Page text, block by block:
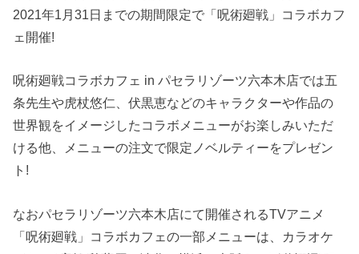
2021年1月31日までの期間限定で「呪術廻戦」コラボカフ
ェ開催!
呪術廻戦コラボカフェ in パセラリゾーツ六本木店では五
条先生や虎杖悠仁、伏黒恵などのキャラクターや作品の
世界観をイメージしたコラボメニューがお楽しみいただ
ける他、メニューの注文で限定ノベルティーをプレゼン
ト!
なおパセラリゾーツ六本木店にて開催されるTVアニメ
「呪術廻戦」コラボカフェの一部メニューは、カラオケ